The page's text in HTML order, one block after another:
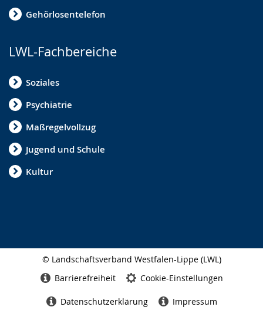
Gehörlosentelefon
LWL-Fachbereiche
Soziales
Psychiatrie
Maßregelvollzug
Jugend und Schule
Kultur
© Landschaftsverband Westfalen-Lippe (LWL)
Barrierefreiheit Cookie-Einstellungen
Datenschutzerklärung Impressum